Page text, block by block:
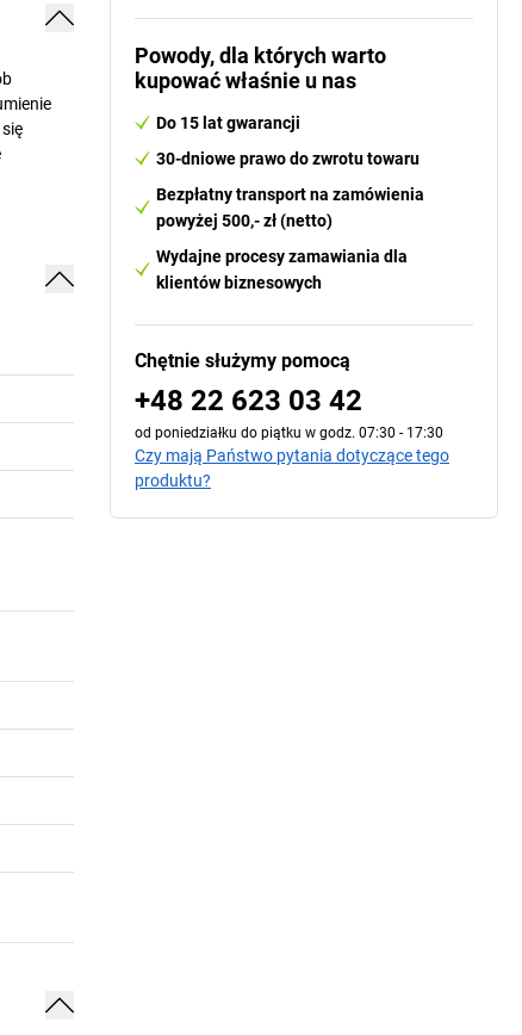
Powody, dla których warto
kupować właśnie u nas
Do 15 lat gwarancji
30-dniowe prawo do zwrotu towaru
Bezpłatny transport na zamówienia
powyżej 500,- zł (netto)
Wydajne procesy zamawiania dla
klientów biznesowych
Chętnie służymy pomocą
+48 22 623 03 42
od poniedziałku do piątku w godz. 07:30 - 17:30
Czy mają Państwo pytania dotyczące tego
produktu?